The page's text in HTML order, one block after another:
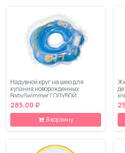
Надувной круг на шею для
купания новорожденных
BabySwimmer ГОЛУБОЙ
285.00 ₽
В корзину